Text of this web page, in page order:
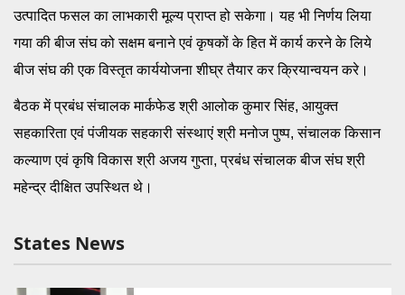
उत्पादित फसल का लाभकारी मूल्य प्राप्त हो सकेगा। यह भी निर्णय लिया
गया की बीज संघ को सक्षम बनाने एवं कृषकों के हित में कार्य करने के लिये
बीज संघ की एक विस्तृत कार्ययोजना शीघ्र तैयार कर क्रियान्वयन करे।
बैठक में प्रबंध संचालक मार्कफेड श्री आलोक कुमार सिंह, आयुक्त
सहकारिता एवं पंजीयक सहकारी संस्थाएं श्री मनोज पुष्प, संचालक किसान
कल्याण एवं कृषि विकास श्री अजय गुप्ता, प्रबंध संचालक बीज संघ श्री
महेन्द्र दीक्षित उपस्थित थे।
States News